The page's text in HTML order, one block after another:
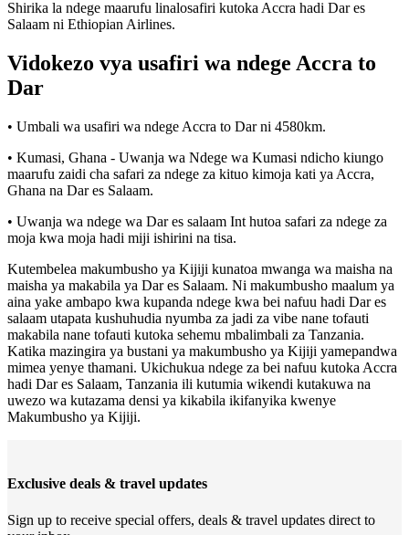
Shirika la ndege maarufu linalosafiri kutoka Accra hadi Dar es
Salaam ni Ethiopian Airlines.
Vidokezo vya usafiri wa ndege Accra to
Dar
• Umbali wa usafiri wa ndege Accra to Dar ni 4580km.
• Kumasi, Ghana - Uwanja wa Ndege wa Kumasi ndicho kiungo
maarufu zaidi cha safari za ndege za kituo kimoja kati ya Accra,
Ghana na Dar es Salaam.
• Uwanja wa ndege wa Dar es salaam Int hutoa safari za ndege za
moja kwa moja hadi miji ishirini na tisa.
Kutembelea makumbusho ya Kijiji kunatoa mwanga wa maisha na
maisha ya makabila ya Dar es Salaam. Ni makumbusho maalum ya
aina yake ambapo kwa kupanda ndege kwa bei nafuu hadi Dar es
salaam utapata kushuhudia nyumba za jadi za vibe nane tofauti
makabila nane tofauti kutoka sehemu mbalimbali za Tanzania.
Katika mazingira ya bustani ya makumbusho ya Kijiji yamepandwa
mimea yenye thamani. Ukichukua ndege za bei nafuu kutoka Accra
hadi Dar es Salaam, Tanzania ili kutumia wikendi kutakuwa na
uwezo wa kutazama densi ya kikabila ikifanyika kwenye
Makumbusho ya Kijiji.
Exclusive deals & travel updates
Sign up to receive special offers, deals & travel updates direct to